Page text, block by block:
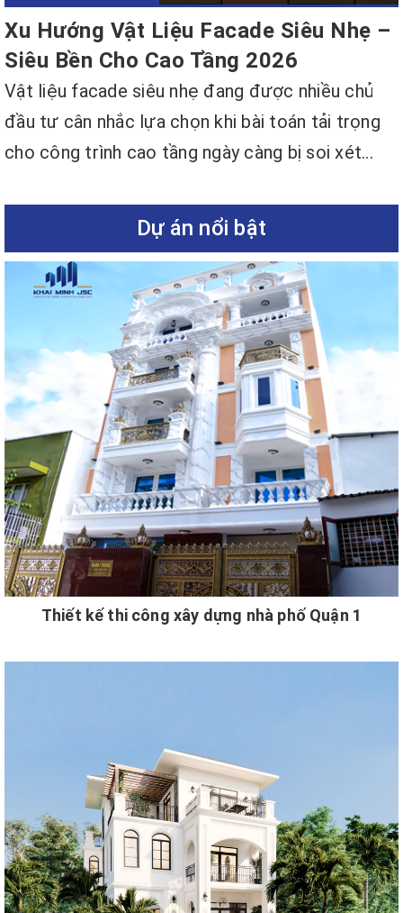
Xu Hướng Vật Liệu Facade Siêu Nhẹ –
Siêu Bền Cho Cao Tầng 2026
Vật liệu facade siêu nhẹ đang được nhiều chủ
đầu tư cân nhắc lựa chọn khi bài toán tải trọng
cho công trình cao tầng ngày càng bị soi xét...
Dự án nổi bật
Thiết kế thi công xây dựng nhà phố Quận 1